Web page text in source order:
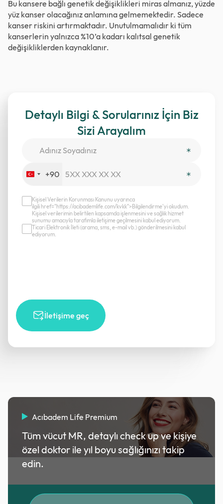
Bu kansere bağlı genetik değişiklikleri miras almanız, yüzde
yüz kanser olacağınız anlamına gelmemektedir. Sadece
kanser riskini artırmaktadır. Unutulmamalıdır ki tüm
kanserlerin yalnızca %10’a kadarı kalıtsal genetik
değişikliklerden kaynaklanır.
Detaylı Bilgi & Sorularınız İçin Biz
Sizi Arayalım
Turkey
+90
İletişime geç
Kişisel Verilerin Korunması Kanunu uyarınca
ilgili href="https://acibademlife.com/kvkk">Bilgilendirme’yi okudum.
Kişisel verilerimin belirtilen kapsamda işlenmesini ve sağlık hizmet
sunumu amacıyla tarafımla iletişime geçilmesini kabul ediyorum.
Ticari Elektronik İleti (arama, sms, e-mail vb.) gönderilmesini kabul
ediyorum.
Acıbadem Life Premium
Tüm vücut MR, detaylı check up ve kişiye
özel doktor ile yıl boyu sağlığınızı takip
edin.